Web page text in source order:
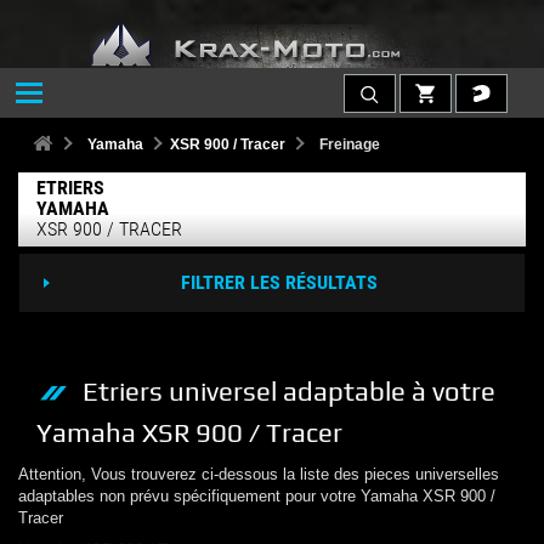
Yamaha XSR 900 / Tracer Freinage
ETRIERS
YAMAHA
XSR 900 / TRACER
FILTRER LES RÉSULTATS
Etriers universel adaptable à votre
Yamaha XSR 900 / Tracer
Attention, Vous trouverez ci-dessous la liste des pieces universelles
adaptables non prévu spécifiquement pour votre Yamaha XSR 900 /
Tracer